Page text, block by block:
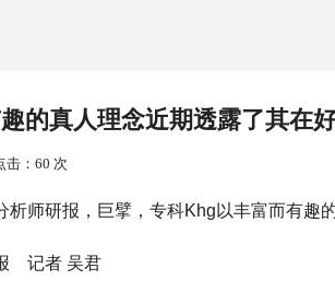
的真人理念近期透露了其在
击：60 次
研报，巨擘，专科Khg以丰富而有趣的
记者 吴君